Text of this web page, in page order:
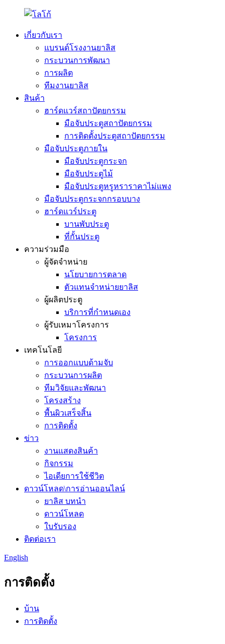
เกี่ยวกับเรา
แบรนด์โรงงานยาลิส
กระบวนการพัฒนา
การผลิต
ทีมงานยาลิส
สินค้า
ฮาร์ดแวร์สถาปัตยกรรม
มือจับประตูสถาปัตยกรรม
การติดตั้งประตูสถาปัตยกรรม
มือจับประตูภายใน
มือจับประตูกระจก
มือจับประตูไม้
มือจับประตูหรูหราราคาไม่แพง
มือจับประตูกระจกกรอบบาง
ฮาร์ดแวร์ประตู
บานพับประตู
ที่กั้นประตู
ความร่วมมือ
ผู้จัดจำหน่าย
นโยบายการตลาด
ตัวแทนจำหน่ายยาลิส
ผู้ผลิตประตู
บริการที่กำหนดเอง
ผู้รับเหมาโครงการ
โครงการ
เทคโนโลยี
การออกแบบด้ามจับ
กระบวนการผลิต
ทีมวิจัยและพัฒนา
โครงสร้าง
พื้นผิวเสร็จสิ้น
การติดตั้ง
ข่าว
งานแสดงสินค้า
กิจกรรม
ไอเดียการใช้ชีวิต
ดาวน์โหลด\การอ่านออนไลน์
ยาลิส บทนำ
ดาวน์โหลด
ใบรับรอง
ติดต่อเรา
English
การติดตั้ง
บ้าน
การติดตั้ง